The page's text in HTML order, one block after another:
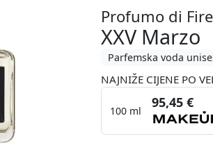
Profumo di
XXV Marzo
Parfemska voda
NAJNIŽE CIJENE PO
100 ml
95,45 €